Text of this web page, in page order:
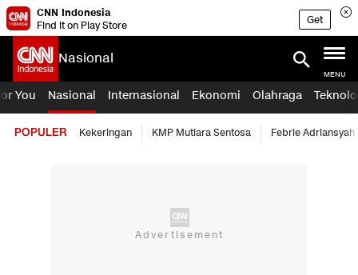
CNN Indonesia
Find it on Play Store
Get
Nasional
MENU
You Nasional Internasional Ekonomi Olahraga
POPULER Kekeringan KMP Mutiara Sentosa Febrie Adriansyah